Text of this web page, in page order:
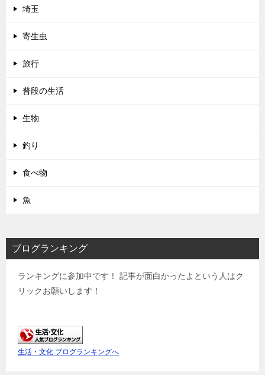
埼玉
寄生虫
旅行
普段の生活
生物
釣り
食べ物
魚
ブログランキング
ランキングに参加中です！ 記事が面白かったよという人はク
リックお願いします！
生活・文化 ブログランキングへ